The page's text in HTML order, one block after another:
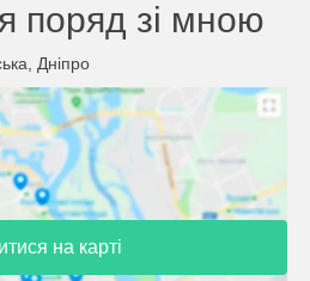
поряд зі мною
Дніпро
на карті